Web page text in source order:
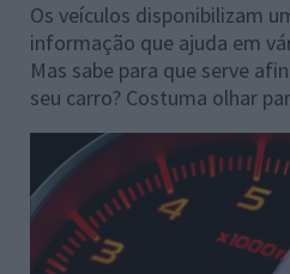
Os veículos disponibilizam
informação que ajuda em
Mas sabe para que serve
seu carro? Costuma olhar